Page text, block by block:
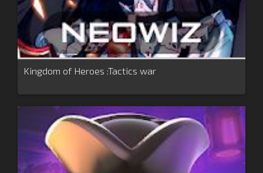
Kingdom of Heroes :Tactics war